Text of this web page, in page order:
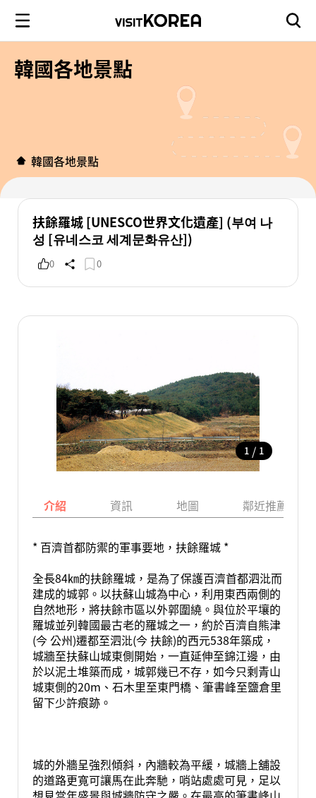
韓國各地景點
韓國各地景點
扶餘羅城 [UNESCO世界文化遺產] (부여 나
성 [유네스코 세계문화유산])
0 0
1 / 1
介紹 資訊 地圖 鄰近推薦景點
* 百濟首都防禦的軍事要地，扶餘羅城 *
全長84㎞的扶餘羅城，是為了保護百濟首都泗沘而
建成的城郭。以扶蘇山城為中心，利用東西兩側的
自然地形，將扶餘市區以外郭圍繞。與位於平壤的
羅城並列韓國最古老的羅城之一，約於百濟自熊津
(今 公州)遷都至泗沘(今 扶餘)的西元538年築成，
城牆至扶蘇山城東側開始，一直延伸至錦江邊，由
於以泥土堆築而成，城郭幾已不存，如今只剩青山
城東側的20m、石木里至東門橋、筆書峰至鹽倉里
留下少許痕跡。
城的外牆呈強烈傾斜，內牆較為平緩，城牆上舖設
的道路更寬可讓馬在此奔馳，哨站處處可見，足以